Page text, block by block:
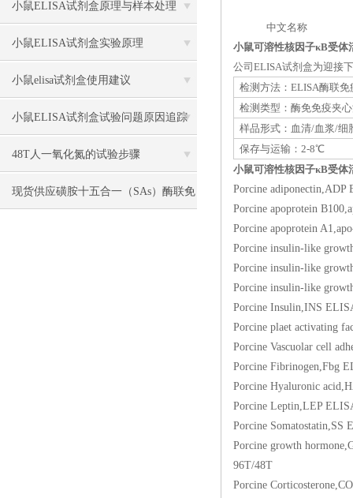
小鼠ELISA试剂盒原理与样本处理
小鼠ELISA试剂盒实验原理
小鼠elisa试剂盒使用建议
小鼠ELISA试剂盒试验问题原因追踪
48T人一氧化氮的试验步骤
现货供应磺胺十五合一（SAs）酶联免
中文名称 英
小鼠可溶性核因子κB受
公司ELISA试剂盒为迎接
检测方法：ELISA酶联免
检测类型：酶免免疫夹
样品形式：血清/血浆/细
保存与运输：2-8℃
小鼠可溶性核因子κB受
Porcine
Porcine apoprotein
Porcine apoprotein
Porcine insulin-like
Porcine insulin-like
Porcine insulin-like
Porcine Insulin,INS
Porcine plaet activating
Porcine Vascuolar cell
Porcine Fibrinogen,Fbg
Porcine Hyaluronic
Porcine Leptin,LEP
Porcine
Porcine growth
96T/48T
Porcine